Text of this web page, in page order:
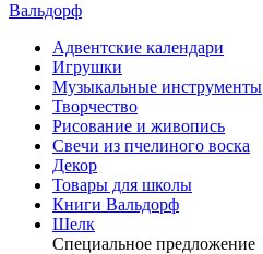
Вальдорф
Адвентские календари
Игрушки
Музыкальные инструменты
Творчество
Рисование и живопись
Свечи из пчелиного воска
Декор
Товары для школы
Книги Вальдорф
Шелк
Специальное предложение